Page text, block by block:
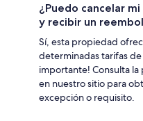
¿Puedo cancelar
y recibir un
Sí, esta propiedad
determinadas tarifas
importante! Consulta
en nuestro sitio para
excepción o requisito.